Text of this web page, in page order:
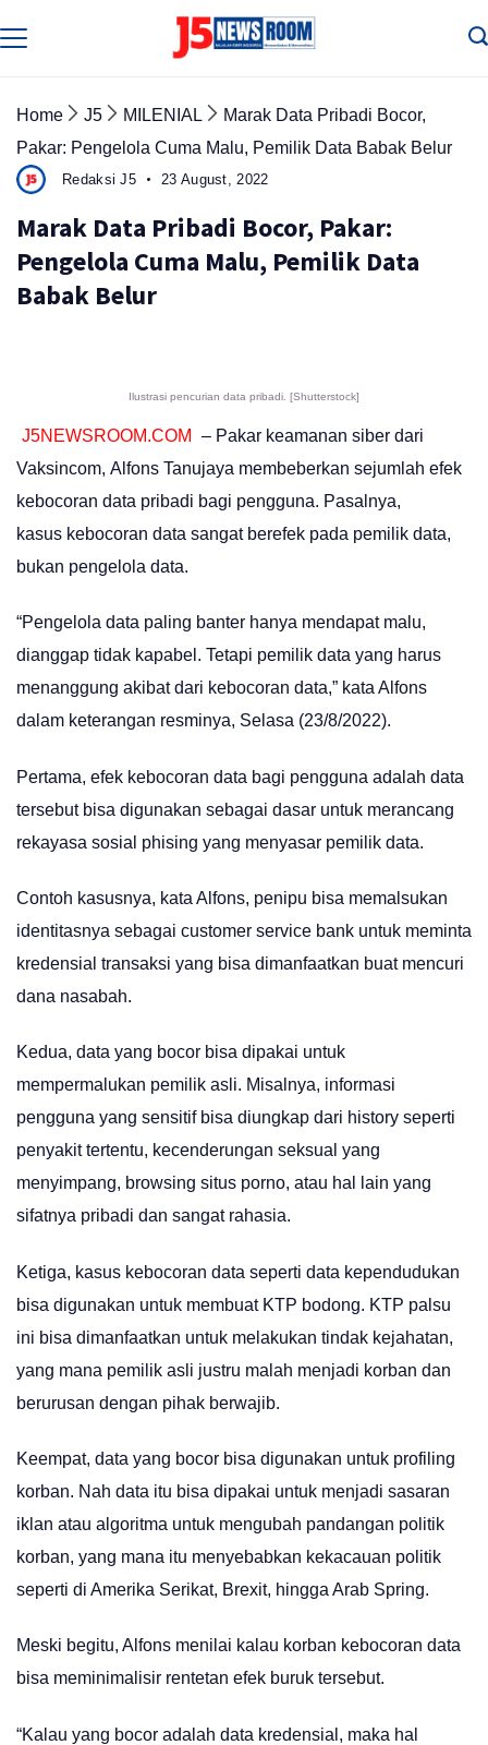
to
Home J5 MILENIAL
Marak Data Pribadi Bocor,
Pakar: Pengelola Cuma Malu, Pemilik Data Babak Belur
Redaksi J5 23 August, 2022
Marak Data Pribadi Bocor, Pakar:
Pengelola Cuma Malu, Pemilik Data
Babak Belur
Ilustrasi pencurian data pribadi. [Shutterstock]
J5NEWSROOM.COM
– Pakar keamanan siber dari
Vaksincom, Alfons Tanujaya membeberkan sejumlah efek
kebocoran data pribadi bagi pengguna. Pasalnya,
kasus kebocoran data sangat berefek pada pemilik data,
bukan pengelola data.
“Pengelola data paling banter hanya mendapat malu,
dianggap tidak kapabel. Tetapi pemilik data yang harus
menanggung akibat dari kebocoran data,” kata Alfons
dalam keterangan resminya, Selasa (23/8/2022).
Pertama, efek kebocoran data bagi pengguna adalah data
tersebut bisa digunakan sebagai dasar untuk merancang
rekayasa sosial phising yang menyasar pemilik data.
Contoh kasusnya, kata Alfons, penipu bisa memalsukan
identitasnya sebagai customer service bank untuk meminta
kredensial transaksi yang bisa dimanfaatkan buat mencuri
dana nasabah.
Kedua, data yang bocor bisa dipakai untuk
mempermalukan pemilik asli. Misalnya, informasi
pengguna yang sensitif bisa diungkap dari history seperti
penyakit tertentu, kecenderungan seksual yang
menyimpang, browsing situs porno, atau hal lain yang
sifatnya pribadi dan sangat rahasia.
Ketiga, kasus kebocoran data seperti data kependudukan
bisa digunakan untuk membuat KTP bodong. KTP palsu
ini bisa dimanfaatkan untuk melakukan tindak kejahatan,
yang mana pemilik asli justru malah menjadi korban dan
berurusan dengan pihak berwajib.
Keempat, data yang bocor bisa digunakan untuk profiling
korban. Nah data itu bisa dipakai untuk menjadi sasaran
iklan atau algoritma untuk mengubah pandangan politik
korban, yang mana itu menyebabkan kekacauan politik
seperti di Amerika Serikat, Brexit, hingga Arab Spring.
Meski begitu, Alfons menilai kalau korban kebocoran data
bisa meminimalisir rentetan efek buruk tersebut.
“Kalau yang bocor adalah data kredensial, maka hal